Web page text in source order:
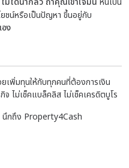
ยชน์หรือเป็นปัญหา ขึ้นอยู่กับ
ง
เพิ่มทุนให้กับทุกคนที่ต้องการเงิน
ไม่เช็คแบล็คลิส ไม่เช็คเครดิตบูโร
นึกถึง Property4Cash